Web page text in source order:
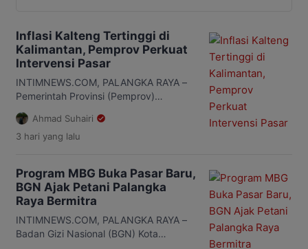
tersebut berada di Desa Rangda, kecamatan Arut
Selatan (Arsel). Masyarakat setempat telah
menunjukkan keterbukaan terhadap […]
Inflasi Kalteng Tertinggi di
Kalimantan, Pemprov Perkuat
Intervensi Pasar
INTIMNEWS.COM, PALANGKA RAYA –
Pemerintah Provinsi (Pemprov)
Kalimantan Tengah (Kalteng) akan
memperkuat langkah pengendalian
inflasi setelah daerah ini mencatat
secara nasional. Langkah itu
disampaikan Staf Ahli Gubernur Bidang
Ekonomi, Keuangan, dan
Pembangunan, Yuas Elko, usai
mengikuti Rapat Koordinasi
Ahmad Suhairi
3 hari yang lalu
Program MBG Buka Pasar Baru,
BGN Ajak Petani Palangka
Raya Bermitra
INTIMNEWS.COM, PALANGKA RAYA –
Badan Gizi Nasional (BGN) Kota